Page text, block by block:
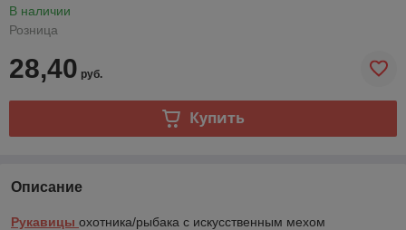
В наличии
Розница
28,40 руб.
Купить
Описание
Рукавицы охотника/рыбака с искусственным мехом